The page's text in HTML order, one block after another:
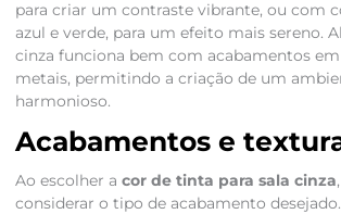
para criar um contraste vibrante, ou com
azul e verde, para um efeito mais sereno.
cinza funciona bem com acabamentos
metais, permitindo a criação de um
harmonioso.
Acabamentos e
Ao escolher a cor de tinta para sala cinza
considerar o tipo de acabamento